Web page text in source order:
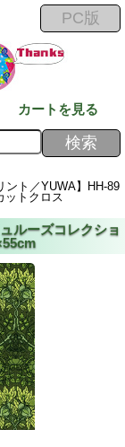
カートを見る
ント／YUWA】HH-89
トクロス